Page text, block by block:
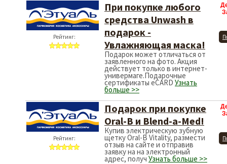
Рейтинг:
При покупке любого
средства Unwash в
подарок -
Увлажняющая маска!
Подарок может отличаться от
заявленного на фото. Акция
действует только в интернет-
универмаге.Подарочные
сертификаты eCARD Узнать
больше >>
Рейтинг:
Подарок при покупке
Oral-B и Blend-a-Med!
Купив электрическую зубную
щетку Oral-B Vitality, размести
отзыв на сайте и отправив
заявку на на электронный
адрес, получ Узнать больше >>